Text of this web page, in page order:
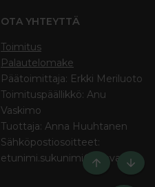
OTA YHTEYTTÄ
Toimitus
Palautelomake
Päätoimittaja: Erkki Meriluoto
Toimituspäällikkö: Anu
Vaskimo
Tuottaja: Anna Huuhtanen
Sähköpostiosoitteet:
etunimi.sukunimi@otava.fi
Ylös